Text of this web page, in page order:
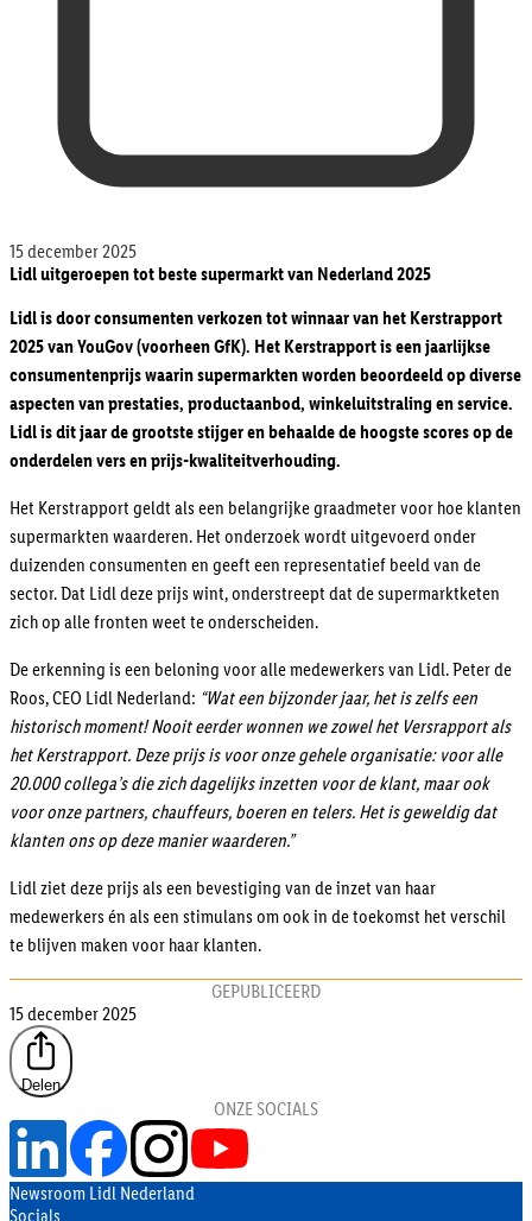
15 december 2025
Lidl uitgeroepen tot beste supermarkt van Nederland 2025
Lidl is door consumenten verkozen tot winnaar van het Kerstrapport
2025 van YouGov (voorheen GfK). Het Kerstrapport is een jaarlijkse
consumentenprijs waarin supermarkten worden beoordeeld op diverse
aspecten van prestaties, productaanbod, winkeluitstraling en service.
Lidl is dit jaar de grootste stijger en behaalde de hoogste scores op de
onderdelen vers en prijs-kwaliteitverhouding.
Het Kerstrapport geldt als een belangrijke graadmeter voor hoe klanten
supermarkten waarderen. Het onderzoek wordt uitgevoerd onder
duizenden consumenten en geeft een representatief beeld van de
sector. Dat Lidl deze prijs wint, onderstreept dat de supermarktketen
zich op alle fronten weet te onderscheiden.
De erkenning is een beloning voor alle medewerkers van Lidl. Peter de
Roos, CEO Lidl Nederland: “Wat een bijzonder jaar, het is zelfs een
historisch moment! Nooit eerder wonnen we zowel het Versrapport als
het Kerstrapport. Deze prijs is voor onze gehele organisatie: voor alle
20.000 collega’s die zich dagelijks inzetten voor de klant, maar ook
voor onze partners, chauffeurs, boeren en telers. Het is geweldig dat
klanten ons op deze manier waarderen.”
Lidl ziet deze prijs als een bevestiging van de inzet van haar
medewerkers én als een stimulans om ook in de toekomst het verschil
te blijven maken voor haar klanten.
GEPUBLICEERD
15 december 2025
Delen
ONZE SOCIALS
Newsroom Lidl Nederland
Socials